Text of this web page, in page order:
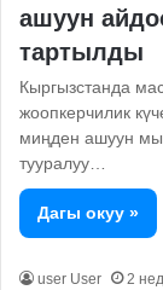
ашуун
тартылды
Кыргызстанда
жоопкерчилик
миңден ашуун
тууралуу…
Дагы окуу »
user User 2